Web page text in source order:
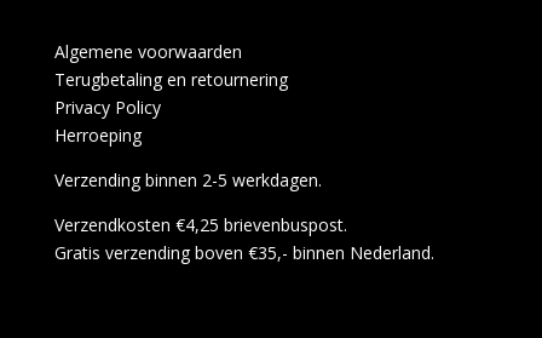
Algemene voorwaarden
Terugbetaling en retournering
Privacy Policy
Herroeping
Verzending binnen 2-5 werkdagen.
Verzendkosten €4,25 brievenbuspost.
Gratis verzending boven €35,- binnen Nederland.